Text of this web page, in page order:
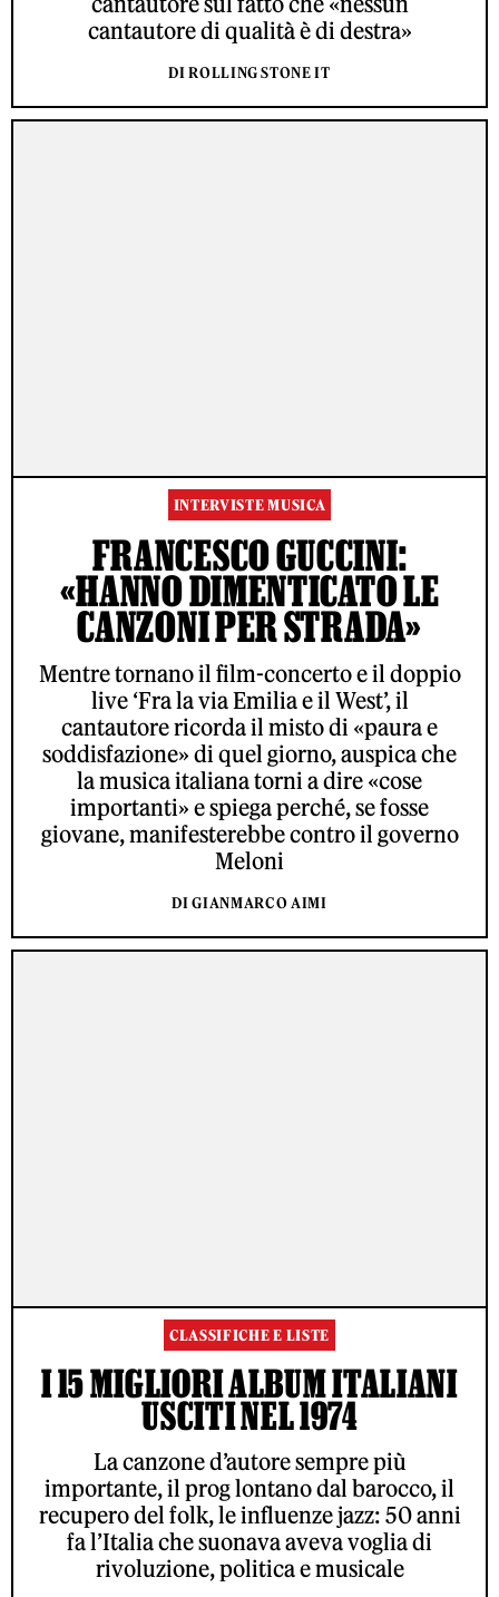
cantautore di qualità è di destra»
DI ROLLING STONE IT
INTERVISTE MUSICA
FRANCESCO GUCCINI:
«HANNO DIMENTICATO LE
CANZONI PER STRADA»
Mentre tornano il film-concerto e il doppio
live ‘Fra la via Emilia e il West’, il
cantautore ricorda il misto di «paura e
soddisfazione» di quel giorno, auspica che
la musica italiana torni a dire «cose
importanti» e spiega perché, se fosse
giovane, manifesterebbe contro il governo
Meloni
DI GIANMARCO AIMI
CLASSIFICHE E LISTE
I 15 MIGLIORI ALBUM ITALIANI
USCITI NEL 1974
La canzone d’autore sempre più
importante, il prog lontano dal barocco, il
recupero del folk, le influenze jazz: 50 anni
fa l’Italia che suonava aveva voglia di
rivoluzione, politica e musicale